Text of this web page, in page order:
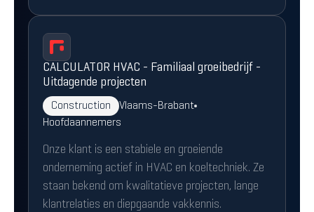
CALCULATOR HVAC - Familiaal groeibedrijf -
Uitdagende projecten
Construction
Vlaams-Brabant
Hoofdaannemers
Onze klant is een stabiele en groeiende
onderneming actief in HVAC en koeltechniek. Ze
staan bekend om kwalitatieve projecten, lange
klantrelaties en diepgaande vakkennis.